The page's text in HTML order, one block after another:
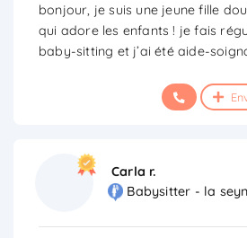
bonjour, je suis une jeune fille
qui adore les enfants ! je fais
baby-sitting et j’ai été aide-
Carla r.
Babysitter - la